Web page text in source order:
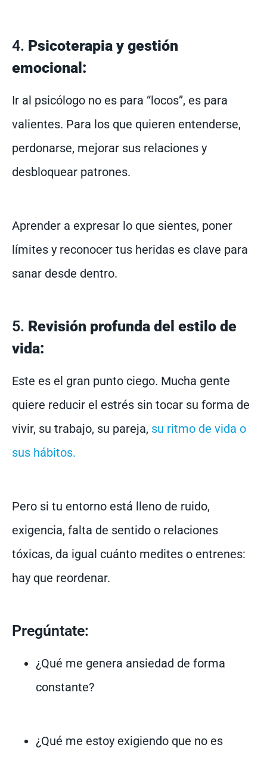
4. Psicoterapia y gestión
emocional:
Ir al psicólogo no es para “locos”, es para
valientes. Para los que quieren entenderse,
perdonarse, mejorar sus relaciones y
desbloquear patrones.
Aprender a expresar lo que sientes, poner
límites y reconocer tus heridas es clave para
sanar desde dentro.
5. Revisión profunda del estilo de
vida:
Este es el gran punto ciego. Mucha gente
quiere reducir el estrés sin tocar su forma de
vivir, su trabajo, su pareja, su ritmo de vida o
sus hábitos.
Pero si tu entorno está lleno de ruido,
exigencia, falta de sentido o relaciones
tóxicas, da igual cuánto medites o entrenes:
hay que reordenar.
Pregúntate:
¿Qué me genera ansiedad de forma
constante?
¿Qué me estoy exigiendo que no es